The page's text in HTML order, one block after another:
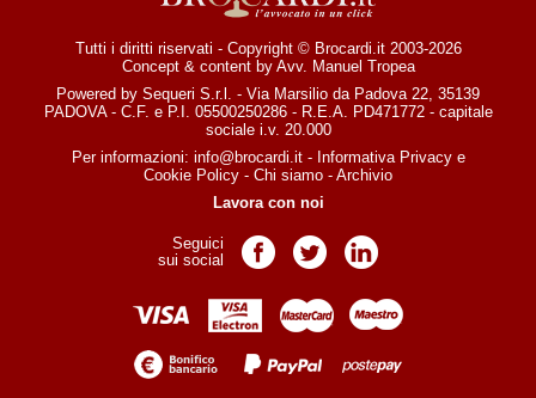
Tutti i diritti riservati - Copyright © Brocardi.it 2003-2026
Concept & content by Avv. Manuel Tropea
Powered by Sequeri S.r.l. - Via Marsilio da Padova 22, 35139
PADOVA - C.F. e P.I. 05500250286 - R.E.A. PD471772 - capitale
sociale i.v. 20.000
Per informazioni: info@brocardi.it- Informativa Privacye
Cookie Policy - Chi siamo - Archivio
Lavora con noi
Seguici
sui social
Pagina Facebook
Pagina TwitterPagina LinkedIn